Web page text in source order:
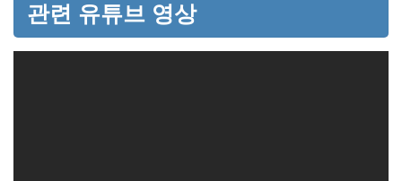
관련 유튜브 영상